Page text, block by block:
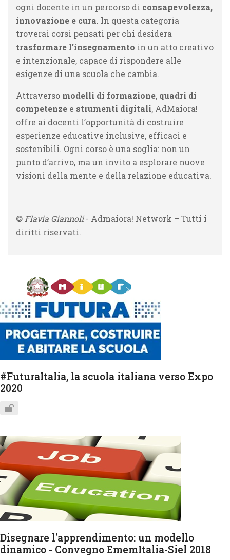
ogni docente in un percorso di consapevolezza,
innovazione e cura. In questa categoria
troverai corsi pensati per chi desidera
trasformare l’insegnamento in un atto creativo
e intenzionale, capace di rispondere alle
esigenze di una scuola che cambia.
Attraverso modelli di formazione, quadri di
competenze e strumenti digitali, AdMaiora!
offre ai docenti l’opportunità di costruire
esperienze educative inclusive, efficaci e
sostenibili. Ogni corso è una soglia: non un
punto d’arrivo, ma un invito a esplorare nuove
visioni della mente e della relazione educativa.
© Flavia Giannoli- Admaiora! Network – Tutti i
diritti riservati.
#FuturaItalia, la scuola italiana verso Expo
2020
Disegnare l'apprendimento: un modello
dinamico - Convegno EmemItalia-Siel 2018